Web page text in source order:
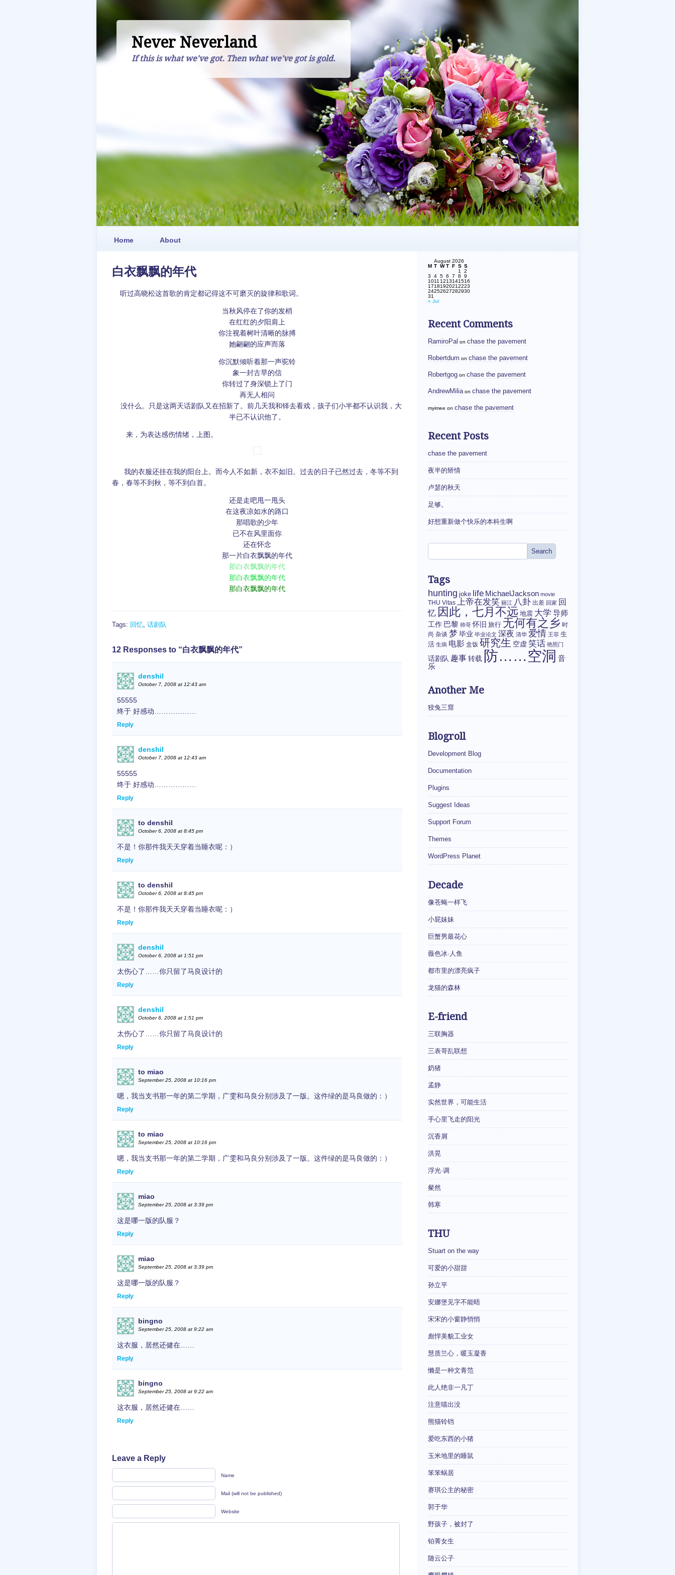
Never Neverland
If this is what we've got. Then what we've got is gold.
Home About
白衣飘飘的年代
听过高晓松这首歌的肯定都记得这不可磨灭的旋律和歌词。
当秋风停在了你的发梢
在红红的夕阳肩上
你注视着树叶清晰的脉搏
她翩翩的应声而落
你沉默倾听着那一声驼铃
象一封古早的信
你转过了身深锁上了门
再无人相问
没什么。只是这两天话剧队又在招新了。前几天我和铎去看戏，孩子们小半都不认识我，大
半已不认识他了。
来，为表达感伤情绪，上图。
我的衣服还挂在我的阳台上。而今人不如新，衣不如旧。过去的日子已然过去，冬等不到
春，春等不到秋，等不到白首。
还是走吧甩一甩头
在这夜凉如水的路口
那唱歌的少年
已不在风里面你
还在怀念
那一片白衣飘飘的年代
那白衣飘飘的年代
那白衣飘飘的年代
那白衣飘飘的年代
Tags: 回忆, 话剧队
12 Responses to “白衣飘飘的年代”
denshil
October 7, 2008 at 12:43 am
55555
终于 好感动………………
Reply
denshil
October 7, 2008 at 12:43 am
55555
终于 好感动………………
Reply
to denshil
October 6, 2008 at 8:45 pm
不是！你那件我天天穿着当睡衣呢：）
Reply
to denshil
October 6, 2008 at 8:45 pm
不是！你那件我天天穿着当睡衣呢：）
Reply
denshil
October 6, 2008 at 1:51 pm
太伤心了……你只留了马良设计的
Reply
denshil
October 6, 2008 at 1:51 pm
太伤心了……你只留了马良设计的
Reply
to miao
September 25, 2008 at 10:16 pm
嗯，我当支书那一年的第二学期，广雯和马良分别涉及了一版。这件绿的是马良做的：）
Reply
to miao
September 25, 2008 at 10:16 pm
嗯，我当支书那一年的第二学期，广雯和马良分别涉及了一版。这件绿的是马良做的：）
Reply
miao
September 25, 2008 at 3:39 pm
这是哪一版的队服？
Reply
miao
September 25, 2008 at 3:39 pm
这是哪一版的队服？
Reply
bingno
September 25, 2008 at 9:22 am
这衣服，居然还健在……
Reply
bingno
September 25, 2008 at 9:22 am
这衣服，居然还健在……
Reply
Leave a Reply
Name
Mail (will not be published)
Website
August 2026
M T W T F S S
1
2
3
4 5 6 7 8
9
1011 1213141516
17181920212223
24252627282930
31
« Jul
Recent Comments
RamiroPal on chase the pavement
Robertdum on chase the pavement
Robertgog on chase the pavement
AndrewMilia on chase the pavement
myimee on chase the pavement
Recent Posts
chase the pavement
夜半的矫情
卢瑟的秋天
足够。
好想重新做个快乐的本科生啊
Tags
hunting joke life MichaelJackson movie
THU Vitas 上帝在发笑 丽江 八卦 出差 回家 回
忆 因此，七月不远 地震 大学 导师
工作 巴黎 帅哥 怀旧 旅行 无何有之乡 时
尚 杂谈 梦 毕业 毕业论文 深夜 清华 爱情 王菲 生
活 生病 电影 盒饭 研究生 空虚 笑话 艳照门
话剧队 趣事转载 防……空洞 音
乐
Another Me
狡兔三窟
Blogroll
Development Blog
Documentation
Plugins
Suggest Ideas
Support Forum
Themes
WordPress Planet
Decade
像苍蝇一样飞
小屁妹妹
巨蟹男最花心
薇色冰·人鱼
都市里的漂亮疯子
龙猫的森林
E-friend
三联胸器
三表哥乱联想
奶猪
孟静
实然世界，可能生活
手心里飞走的阳光
沉香屑
洪晃
浮光·调
粲然
韩寒
THU
Stuart on the way
可爱的小甜甜
孙立平
安娜堡见字不能晤
宋宋的小窗静悄悄
彪悍美貌工业女
慧质兰心，暖玉凝香
懒是一种文青范
此人绝非一凡丁
注意喵出没
熊猫铃铛
爱吃东西的小猪
玉米地里的睡鼠
笨笨蜗居
赛琪公主的秘密
郭于华
野孩子，被封了
铂菁女生
随云公子